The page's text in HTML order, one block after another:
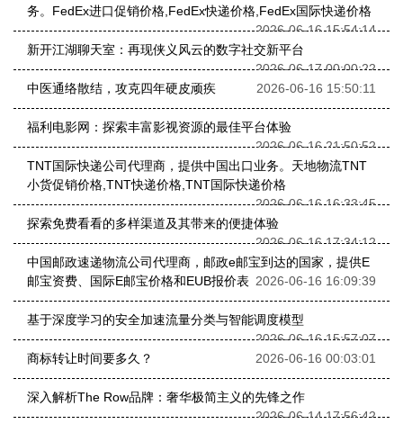
务。FedEx进口促销价格,FedEx快递价格,FedEx国际快递价格
2026-06-16 15:54:14
新开江湖聊天室：再现侠义风云的数字社交新平台
2026-06-17 00:00:22
中医通络散结，攻克四年硬皮顽疾
2026-06-16 15:50:11
福利电影网：探索丰富影视资源的最佳平台体验
2026-06-16 21:50:52
TNT国际快递公司代理商，提供中国出口业务。天地物流TNT
小货促销价格,TNT快递价格,TNT国际快递价格
2026-06-16 16:33:45
探索免费看看的多样渠道及其带来的便捷体验
2026-06-16 17:34:12
中国邮政速递物流公司代理商，邮政e邮宝到达的国家，提供E
邮宝资费、国际E邮宝价格和EUB报价表 2026-06-16 16:09:39
基于深度学习的安全加速流量分类与智能调度模型
2026-06-16 15:57:07
商标转让时间要多久？
2026-06-16 00:03:01
深入解析The Row品牌：奢华极简主义的先锋之作
2026-06-14 17:56:42